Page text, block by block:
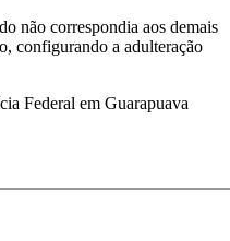
não correspondia aos demais
configurando a adulteração
Federal em Guarapuava